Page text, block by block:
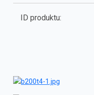
ID produktu: